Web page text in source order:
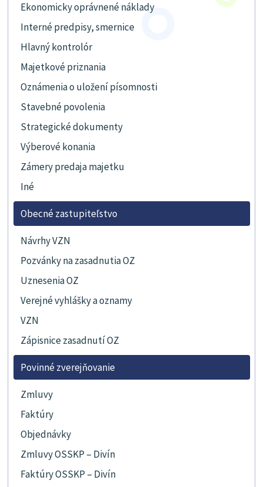
Ekonomicky oprávnené náklady
Interné predpisy, smernice
Hlavný kontrolór
Majetkové priznania
Oznámenia o uložení písomnosti
Stavebné povolenia
Strategické dokumenty
Výberové konania
Zámery predaja majetku
Iné
Obecné zastupiteľstvo
Návrhy VZN
Pozvánky na zasadnutia OZ
Uznesenia OZ
Verejné vyhlášky a oznamy
VZN
Zápisnice zasadnutí OZ
Povinné zverejňovanie
Zmluvy
Faktúry
Objednávky
Zmluvy OSSKP – Divín
Faktúry OSSKP – Divín